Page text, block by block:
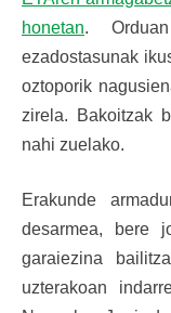
honetan.
ezadostasunak
oztoporik
zirela. Bakoitzak
nahi zuelako.
Erakunde
desarmea, bere
garaiezina
uzterakoan